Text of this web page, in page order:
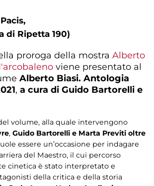
di Ripetta 190)
proroga della mostra Alberto
viene presentato al
Alberto Biasi. Antologia
, a cura di Guido Bartorelli e
volume, alla quale intervengono
, Guido Bartorelli e Marta Previti oltre
essere un’occasione per indagare
del Maestro, il cui percorso
cinetica è stato interpretato e
della critica e della storia